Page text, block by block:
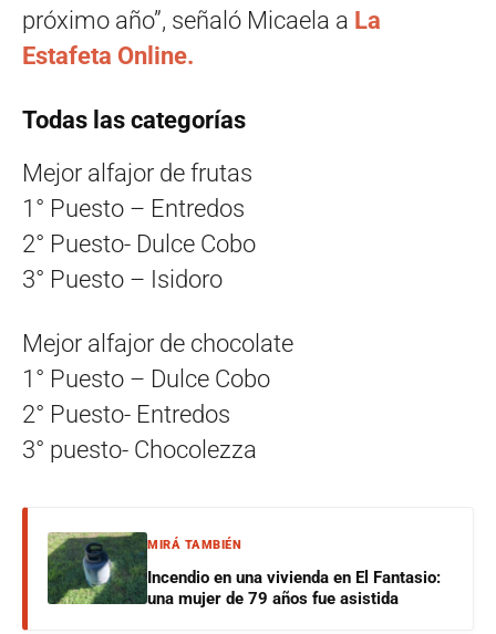
próximo año”, señaló Micaela a La
Estafeta Online.
Todas las categorías
Mejor alfajor de frutas
1° Puesto – Entredos
2° Puesto- Dulce Cobo
3° Puesto – Isidoro
Mejor alfajor de chocolate
1° Puesto – Dulce Cobo
2° Puesto- Entredos
3° puesto- Chocolezza
MIRÁ TAMBIÉN
Incendio en una vivienda en El Fantasio:
una mujer de 79 años fue asistida